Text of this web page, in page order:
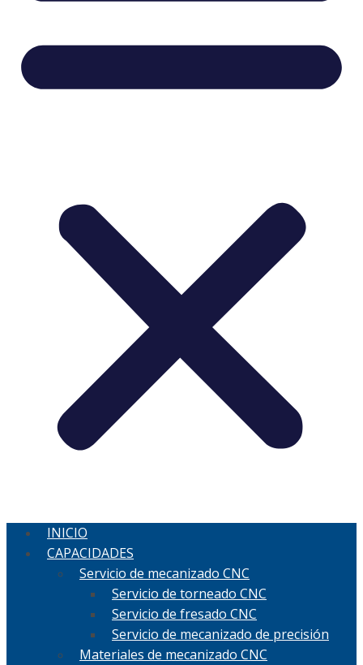
INICIO
CAPACIDADES
Servicio de mecanizado CNC
Servicio de torneado CNC
Servicio de fresado CNC
Servicio de mecanizado de precisión
Materiales de mecanizado CNC